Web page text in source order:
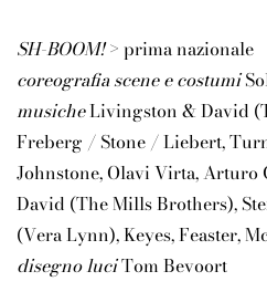
SH-BOOM!> prima nazionale
coreografia scene e costumi
musicheLivingston & David
Freberg / Stone / Liebert,
Johnstone, Olavi Virta,
David (The Mills Brothers),
(Vera Lynn), Keyes, Feaster,
disegno luciTom Bevoort